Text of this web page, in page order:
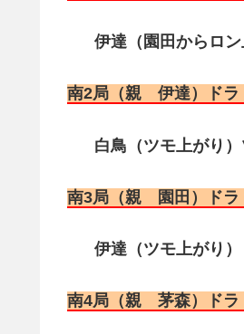
伊達（園田からロ
南2局（親 伊達）ドラ
白鳥（ツモ上がり
南3局（親 園田）ドラ
伊達（ツモ上がり
南4局（親 茅森）ドラ